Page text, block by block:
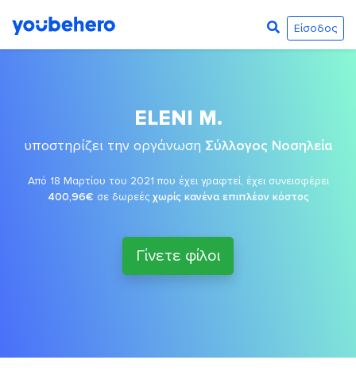
Είσοδος
ELENI M.
υποστηρίζει την οργάνωση Σύλλογος Νοσηλεία
Από 18 Μαρτίου του 2021 που έχει γραφτεί, έχει συνεισφέρει
400,96€ σε δωρεές χωρίς κανένα επιπλέον κόστος
Γίνετε φίλοι